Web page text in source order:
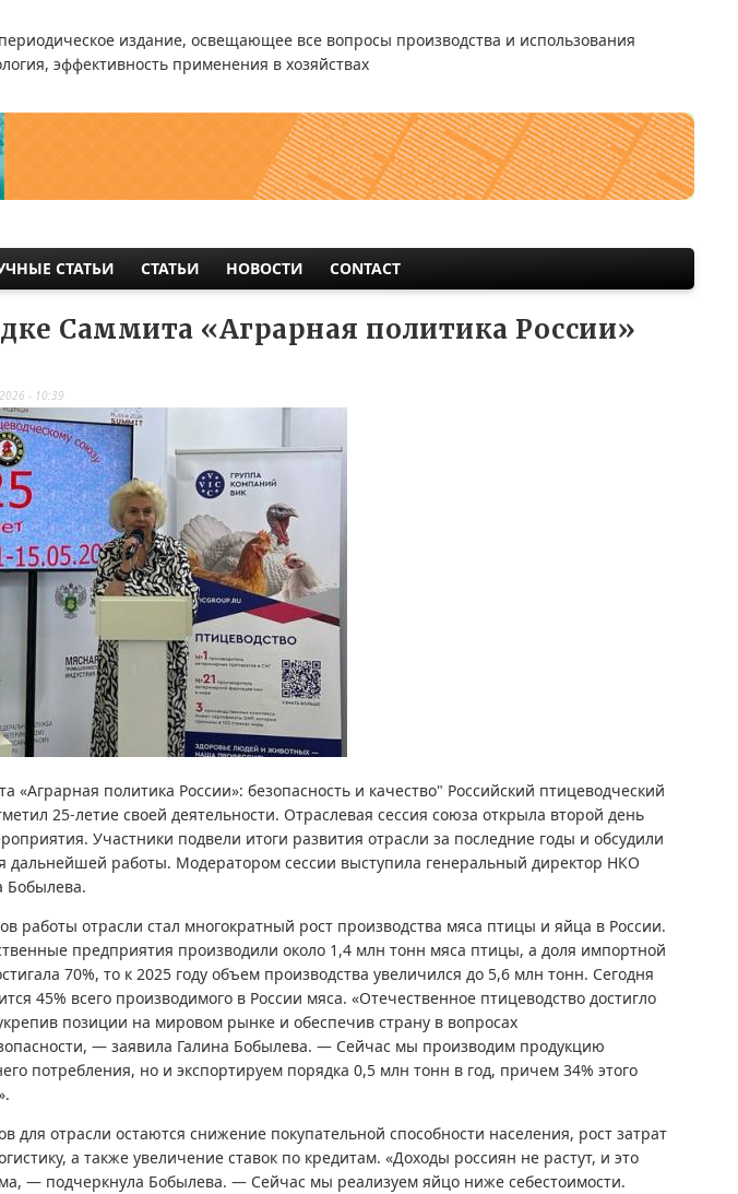
издание, освещающее все вопросы производства и использования
эффективность применения в хозяйствах
СТАТЬИ СТАТЬИ НОВОСТИ CONTACT
Саммита «Аграрная политика России»
- 10:39
«Аграрная политика России»: безопасность и качество" Российский птицеводческий
25-летие своей деятельности. Отраслевая сессия союза открыла второй день
Участники подвели итоги развития отрасли за последние годы и обсудили
дальнейшей работы. Модератором сессии выступила генеральный директор НКО
Бобылева.
работы отрасли стал многократный рост производства мяса птицы и яйца в России.
предприятия производили около 1,4 млн тонн мяса птицы, а доля импортной
70%, то к 2025 году объем производства увеличился до 5,6 млн тонн. Сегодня
45% всего производимого в России мяса. «Отечественное птицеводство достигло
позиции на мировом рынке и обеспечив страну в вопросах
— заявила Галина Бобылева. — Сейчас мы производим продукцию
потребления, но и экспортируем порядка 0,5 млн тонн в год, причем 34% этого
для отрасли остаются снижение покупательной способности населения, рост затрат
а также увеличение ставок по кредитам. «Доходы россиян не растут, и это
— подчеркнула Бобылева. — Сейчас мы реализуем яйцо ниже себестоимости.